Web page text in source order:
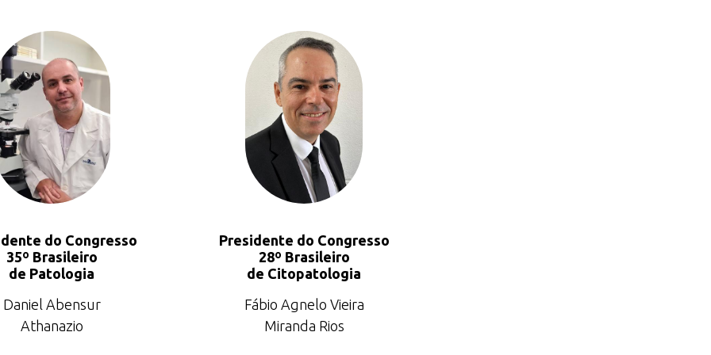
do Congresso
35º Brasileiro
de Patologia
Daniel Abensur
Athanazio
Presidente do Congresso
28º Brasileiro
de Citopatologia
Fábio Agnelo Vieira
Miranda Rios